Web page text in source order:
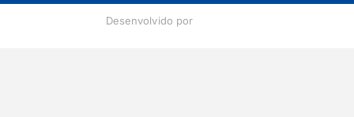
Desenvolvido por